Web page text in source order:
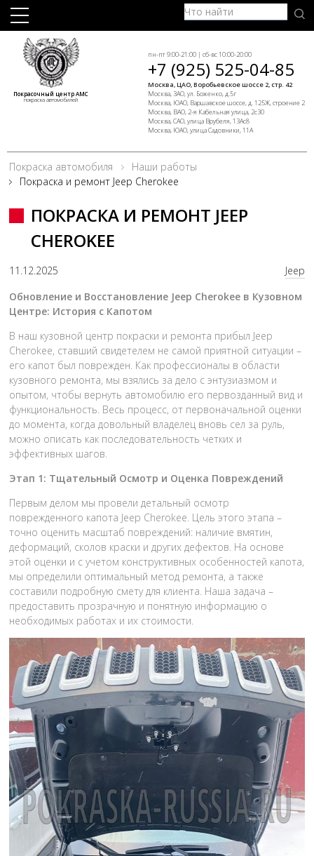
Покрасочный центр АМС
покраска автомобилей
пн-пт 9:00-21:00 | сб-вс 10:00-20:00
+7 (925) 525-04-85
Москва, ЦАО, Воробьевское шоссе 2, стр. 42
Москва, ЗАО, ул. Боженко, д.5г
Москва, ЮАО, Варшавское шоссе, д. 125Ж, строение 2
Москва, ВАО, 2-я Кабельная улица, 2с30
Москва, САО, улица Врубеля, 13Ас8
Москва, ЮАО, улица Садовники, 11А
Покраска автомобиля
Наши работы
Покраска и ремонт Jeep Cherokee
ПОКРАСКА И РЕМОНТ JEEP
CHEROKEE
11.12.2025
Jeep
Обновление и Восстановление Jeep Cherokee в Кузовном
Центре: История с Капотом
В наш кузовной центр покраски и ремонта прибыл Jeep
Cherokee, ставший свидетелем не самой приятной ситуации –
его капот был поврежден. Как профессионалы в области
кузовного ремонта, мы взялись за дело с энтузиазмом и
опытом, чтобы вернуть автомобилю его первозданный вид и
функциональность. Весь процесс, от первоначальной оценки
до момента, когда довольный владелец вновь сел за руль,
можно описать как последовательность четких и
эффективных шагов.
Этап 1: Тщательный Осмотр и Оценка Повреждений
Первым делом мы провели детальный осмотр
поврежденного капота Jeep Cherokee. Цель этого этапа –
точно оценить масштаб повреждений: наличие вмятин,
деформаций, сколов краски и других дефектов. На основе
этой оценки и с учетом конструктивных особенностей капота,
мы определили оптимальный метод ремонта, а также
составили подробную смету для клиента. Наша задача –
предоставить прозрачную и понятную информацию о
необходимых работах и их стоимости.